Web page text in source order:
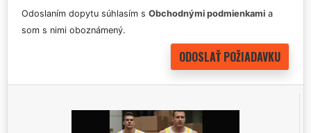
Odoslaním dopytu súhlasím s Obchodnými podmienkami a
som s nimi oboznámený.